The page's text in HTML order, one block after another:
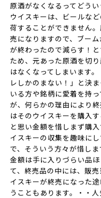
原酒がなくなるってどうい
ウイスキーは、ビールな
荷することができません
売になりますので、ブー
が終わったので減らす！
ため、元あった原酒を切
はなくなってしまいます
レしかのまない！」と決
いる方や銘柄に愛着を持
が、何らかの理由により
はそのウイスキーを購入
と思い金額を惜しまず購
イスキーの収集を趣味に
で、そういう方々が惜し
金額は手に入りづらい品
て、終売品の中には、販
イスキーが終売になった
うこともあります。・・